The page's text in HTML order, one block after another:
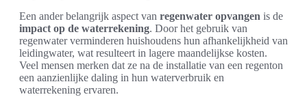
Een ander belangrijk aspect van regenwater opvangen is de
impact op de waterrekening. Door het gebruik van
regenwater verminderen huishoudens hun afhankelijkheid van
leidingwater, wat resulteert in lagere maandelijkse kosten.
Veel mensen merken dat ze na de installatie van een regenton
een aanzienlijke daling in hun waterverbruik en
waterrekening ervaren.